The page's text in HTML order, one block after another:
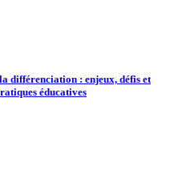
différenciation : enjeux, défis et
éducatives